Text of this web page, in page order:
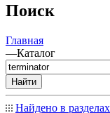
Поиск
Главная
—Каталог
Найти
Найдено в разделах